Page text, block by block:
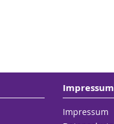
Impressum